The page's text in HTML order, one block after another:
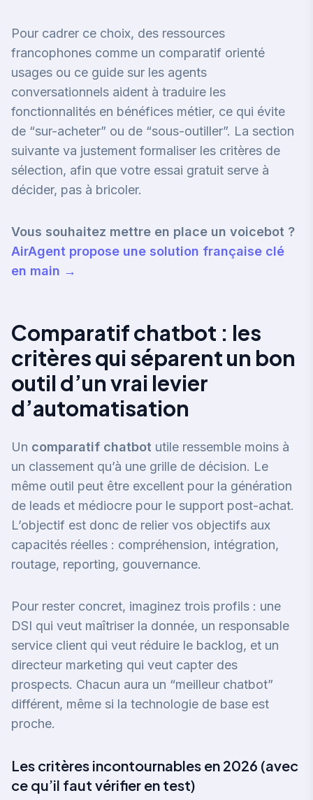
Pour cadrer ce choix, des ressources
francophones comme un comparatif orienté
usages ou ce guide sur les agents
conversationnels aident à traduire les
fonctionnalités en bénéfices métier, ce qui évite
de “sur-acheter” ou de “sous-outiller”. La section
suivante va justement formaliser les critères de
sélection, afin que votre essai gratuit serve à
décider, pas à bricoler.
Vous souhaitez mettre en place un voicebot ?
AirAgent propose une solution française clé
en main →
Comparatif chatbot : les
critères qui séparent un bon
outil d’un vrai levier
d’automatisation
Un comparatif chatbot utile ressemble moins à
un classement qu’à une grille de décision. Le
même outil peut être excellent pour la génération
de leads et médiocre pour le support post-achat.
L’objectif est donc de relier vos objectifs aux
capacités réelles : compréhension, intégration,
routage, reporting, gouvernance.
Pour rester concret, imaginez trois profils : une
DSI qui veut maîtriser la donnée, un responsable
service client qui veut réduire le backlog, et un
directeur marketing qui veut capter des
prospects. Chacun aura un “meilleur chatbot”
différent, même si la technologie de base est
proche.
Les critères incontournables en 2026 (avec
ce qu’il faut vérifier en test)